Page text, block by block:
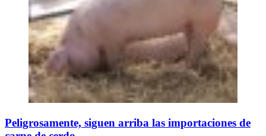
Peligrosamente, siguen arriba las importaciones de